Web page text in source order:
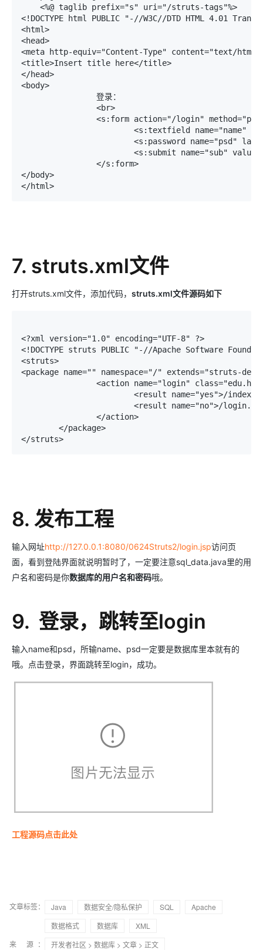
    <%@ taglib prefix="s" uri="/struts-tags"%>
<!DOCTYPE html PUBLIC "-//W3C//DTD HTML 4.01
<html>
<head>
<meta http-equiv="Content-Type" content="text/html;
<title>Insert title here</title>
</head>
<body>
</body>
</html>
7. struts.xml文件
打开struts.xml文件，添加代码， struts.xml文件源码如下
<?xml version="1.0" encoding="UTF-8" ?>
<!DOCTYPE struts PUBLIC "-//Apache Software
<struts>
<package name="" namespace="/" extends="struts-
8. 发布工程
输入网址http://127.0.0.1:8080/0624Struts2/login.jsp访问页
面，看到登陆界面就说明暂时了，一定要注意sql_data.java里的用
户名和密码是你数据库的用户名和密码哦。
9. 登录，跳转至login
输入name和psd，所输name、psd一定要是数据库里本就有的
哦。点击登录，界面跳转至login，成功。
工程源码点击此处
文章标签： Java 数据安全/隐私保护 SQL
Apache
数据格式
数据库
XML
来 源：
开发者社区 > 数据库 > 文章 > 正文